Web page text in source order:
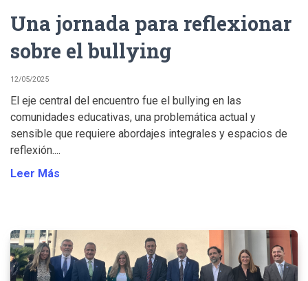
Una jornada para reflexionar
sobre el bullying
12/05/2025
El eje central del encuentro fue el bullying en las
comunidades educativas, una problemática actual y
sensible que requiere abordajes integrales y espacios de
reflexión....
Leer Más